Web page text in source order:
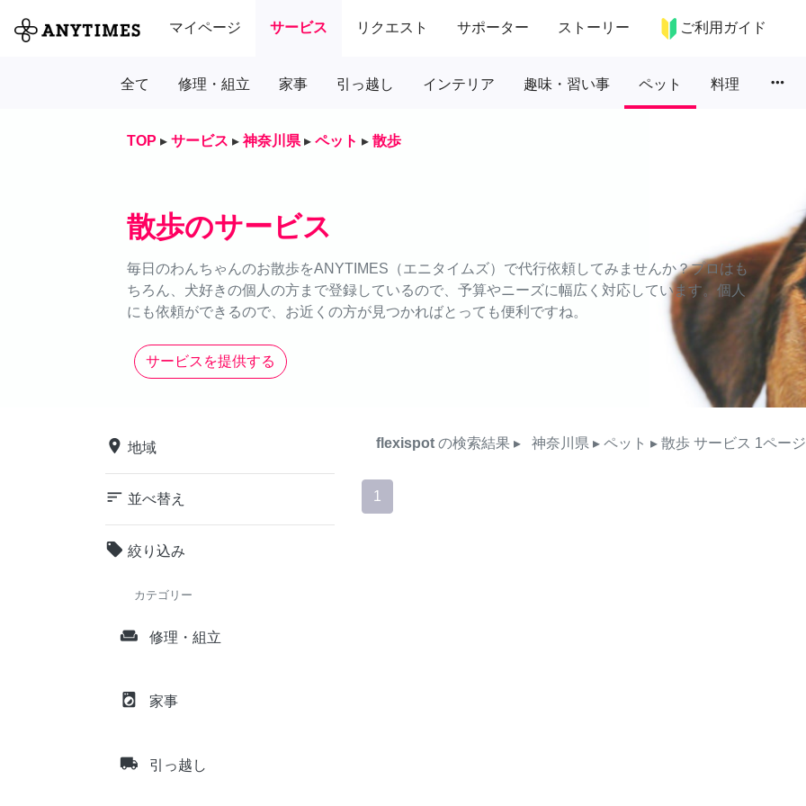
マイページ サービス リクエスト サポーター ストーリー ご利用ガイド
全て 修理・組立 家事 引っ越し インテリア 趣味・習い事 ペット 料理 more_horiz
TOP ▸ サービス ▸ 神奈川県 ▸ ペット ▸ 散歩
散歩のサービス
毎日のわんちゃんのお散歩をANYTIMES（エニタイムズ）で代行依頼してみませんか？プロはも
ちろん、犬好きの個人の方まで登録しているので、予算やニーズに幅広く対応しています。個人
にも依頼ができるので、お近くの方が見つかればとっても便利ですね。
サービスを提供する
place 地域
sort 並べ替え
local_offer 絞り込み
カテゴリー
weekend 修理・組立
local_laundry_service 家事
local_shipping 引っ越し
flexispot の検索結果 ▸ 神奈川県 ▸ ペット ▸ 散歩 サービス 1ペー
1